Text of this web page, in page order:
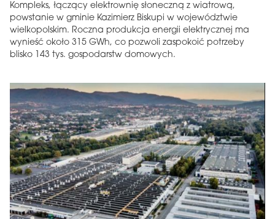
Kompleks, łączący elektrownię słoneczną z wiatrową,
powstanie w gminie Kazimierz Biskupi w województwie
wielkopolskim. Roczna produkcja energii elektrycznej ma
wynieść około 315 GWh, co pozwoli zaspokoić potrzeby
blisko 143 tys. gospodarstw domowych.